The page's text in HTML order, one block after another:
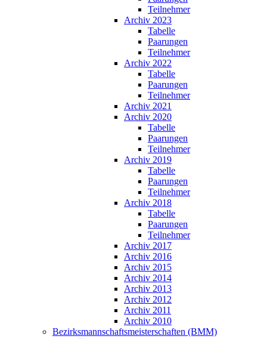
Teilnehmer
Archiv 2023
Tabelle
Paarungen
Teilnehmer
Archiv 2022
Tabelle
Paarungen
Teilnehmer
Archiv 2021
Archiv 2020
Tabelle
Paarungen
Teilnehmer
Archiv 2019
Tabelle
Paarungen
Teilnehmer
Archiv 2018
Tabelle
Paarungen
Teilnehmer
Archiv 2017
Archiv 2016
Archiv 2015
Archiv 2014
Archiv 2013
Archiv 2012
Archiv 2011
Archiv 2010
Bezirksmannschaftsmeisterschaften (BMM)